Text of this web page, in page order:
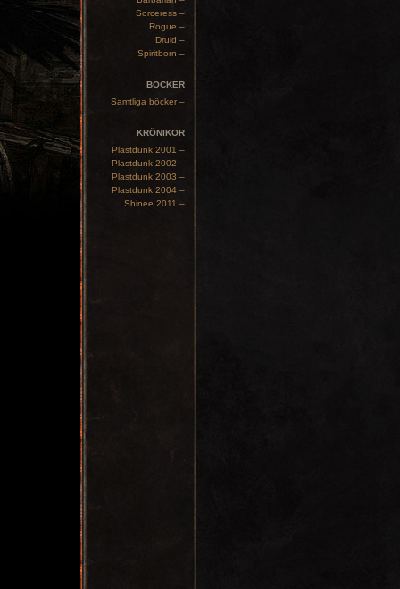
Sorceress –
Rogue –
Druid –
Spiritborn –
BÖCKER
Samtliga böcker –
KRÖNIKOR
Plastdunk 2001 –
Plastdunk 2002 –
Plastdunk 2003 –
Plastdunk 2004 –
Shinee 2011 –